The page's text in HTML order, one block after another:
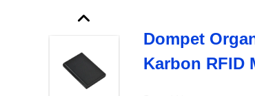
Dompet
Karbon RFID